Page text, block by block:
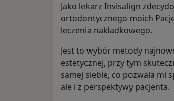
Jako lekarz Invisalign
ortodontycznego moich
leczenia nakładkowego.
Jest to wybór metody
estetycznej, przy tym
samej siebie, co pozwala mi
ale i z perspektywy pacjenta.